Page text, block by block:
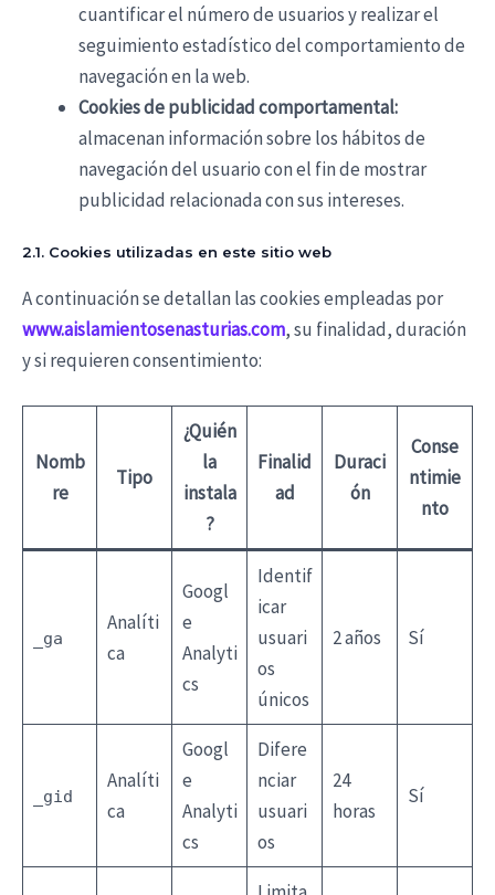
cuantificar el número de usuarios y realizar el
seguimiento estadístico del comportamiento de
navegación en la web.
Cookies de publicidad comportamental:
almacenan información sobre los hábitos de
navegación del usuario con el fin de mostrar
publicidad relacionada con sus intereses.
2.1. Cookies utilizadas en este sitio web
A continuación se detallan las cookies empleadas por
www.aislamientosenasturias.com, su finalidad, duración
y si requieren consentimiento:
Nomb
re
Tipo
¿Quién
la
instala
?
Finalid
ad
Duraci
ón
Conse
ntimie
nto
_ga
Analíti
ca
Googl
e
Analyti
cs
Identif
icar
usuari
os
únicos
2 años Sí
_gid
Analíti
ca
Googl
e
Analyti
cs
Difere
nciar
usuari
os
24
horas
Sí